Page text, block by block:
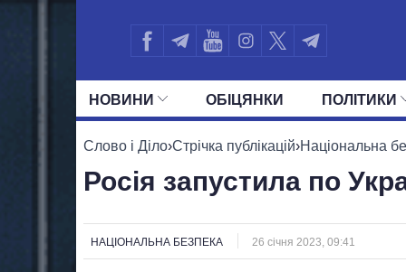
НОВИНИ ОБIЦЯНКИ ПОЛIТИКИ
УСІ ПОЛІТИКИ ПРЕЗИДЕНТ І
Слово і Діло›Стрічка публікацій›Національна
Росія запустила по
НАЦІОНАЛЬНА БЕЗПЕКА 26 січня 2023, 09:41